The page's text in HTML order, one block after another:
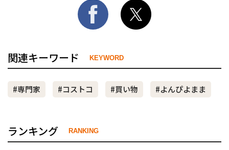
関連キーワード KEYWORD
#専門家 #コストコ #買い物 #よんぴよまま
ランキング RANKING